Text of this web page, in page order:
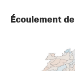
Écoulement